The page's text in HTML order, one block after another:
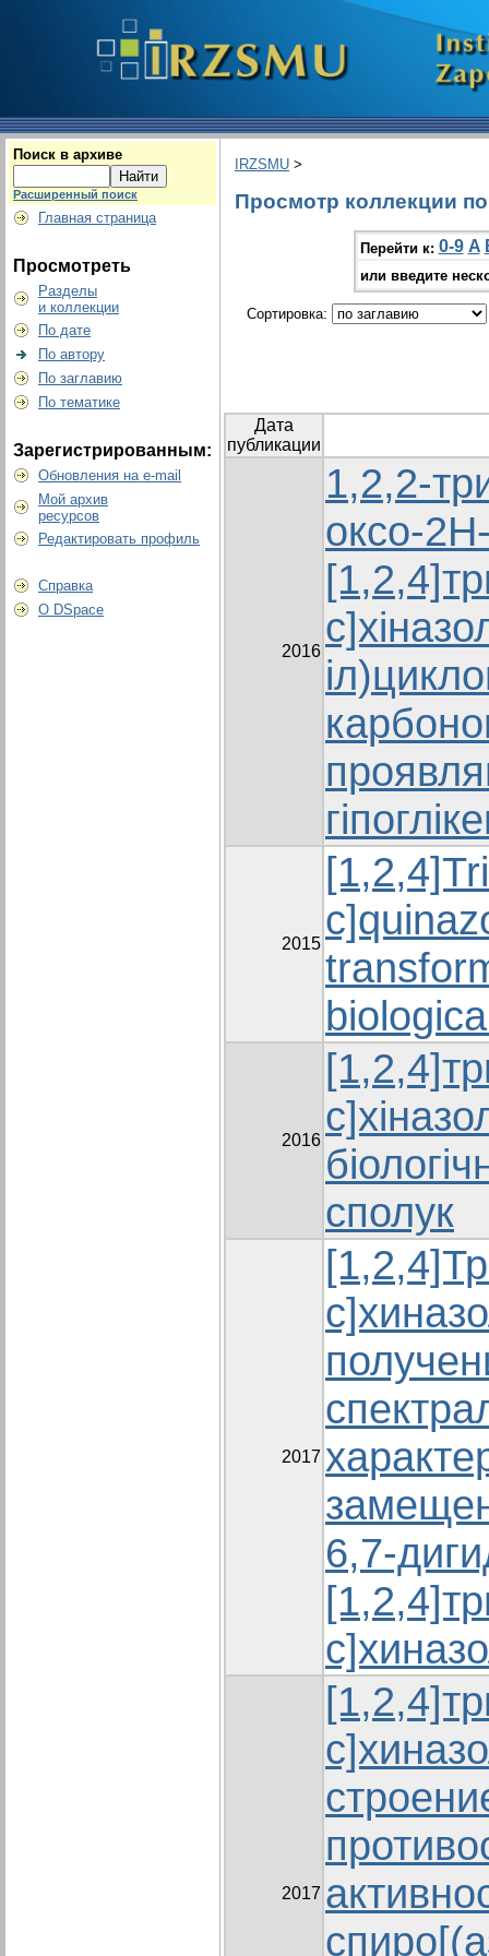
Поиск в архиве
Расширенный поиск
Главная страница
Просмотреть
Разделы
и коллекции
По дате
По автору
По заглавию
По тематике
Зарегистрированным:
Обновления на e-mail
Мой архив
ресурсов
Редактировать профиль
Справка
О DSpace
IRZSMU >
Просмотр коллекции по
Перейти к: 0-9 A
или введите
Сортировка:
Дата
публикации
2016
1,2,2-
оксо-
2015
2016
сполук
2017
6,7-
2017